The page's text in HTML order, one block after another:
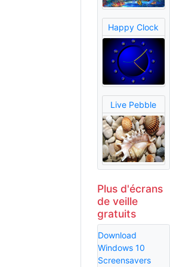
Happy Clock
Live Pebble
Plus d'écrans
de veille
gratuits
Download
Windows 10
Screensavers